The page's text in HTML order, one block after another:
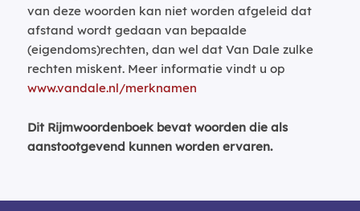
van deze woorden kan niet worden afgeleid dat
afstand wordt gedaan van bepaalde
(eigendoms)rechten, dan wel dat Van Dale zulke
rechten miskent. Meer informatie vindt u op
www.vandale.nl/merknamen
Dit Rijmwoordenboek bevat woorden die als
aanstootgevend kunnen worden ervaren.